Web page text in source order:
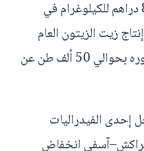
درهمًا، علمًا أنه يكون في حدود 8 دراهم للكيلوغرام في
زيت الزيتون العام
الماضي 90 ألف طن، متراجعًا بدوره بحوالي 50 ألف طن عن
الفيدراليات
انخفاض